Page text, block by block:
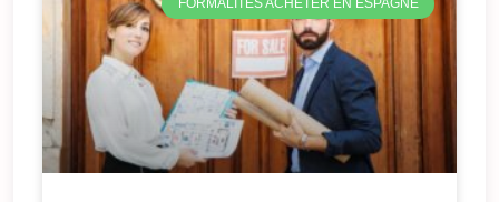
FORMALITÉS ACHETER EN ESPAGNE